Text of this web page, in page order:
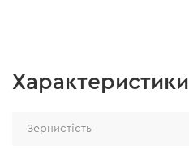
Характеристики
Зернистість